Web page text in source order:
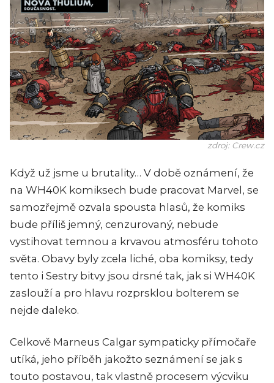
zdroj: Crew.cz
Když už jsme u brutality… V době oznámení, že
na WH40K komiksech bude pracovat Marvel, se
samozřejmě ozvala spousta hlasů, že komiks
bude příliš jemný, cenzurovaný, nebude
vystihovat temnou a krvavou atmosféru tohoto
světa. Obavy byly zcela liché, oba komiksy, tedy
tento i Sestry bitvy jsou drsné tak, jak si WH40K
zaslouží a pro hlavu rozprsklou bolterem se
nejde daleko.
Celkově Marneus Calgar sympaticky přímočaře
utíká, jeho příběh jakožto seznámení se jak s
touto postavou, tak vlastně procesem výcviku